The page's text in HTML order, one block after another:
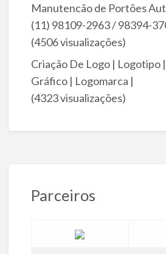
Manutencão de Portões
(11) 98109-2963 / 98394-
(4506 visualizações)
Criação De Logo | Logotipo
Gráfico | Logomarca |
(4323 visualizações)
Parceiros